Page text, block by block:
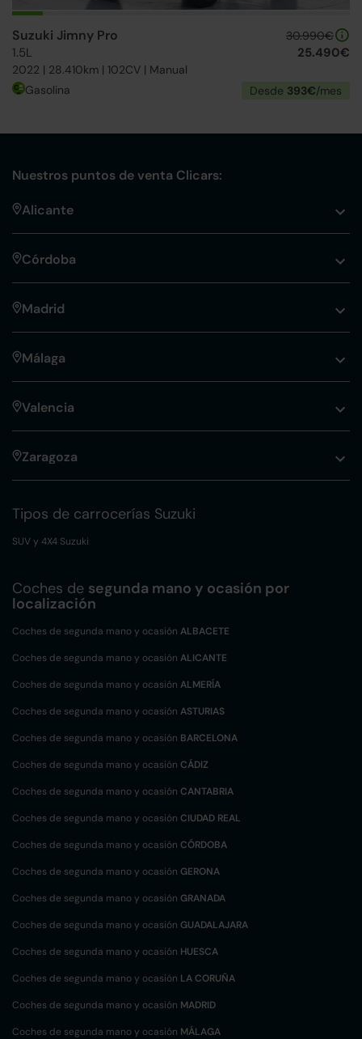
Suzuki Jimny Pro
1.5L
2022 | 28.410km | 102CV | Manual
30.990€
25.490€
Gasolina Desde 393€/mes
Nuestros puntos de venta Clicars:
Alicante
Córdoba
Madrid
Málaga
Valencia
Zaragoza
Tipos de carrocerías Suzuki
SUV y 4X4 Suzuki
Coches de segunda mano y ocasión por
localización
Coches de segunda mano y ocasión ALBACETE
Coches de segunda mano y ocasión ALICANTE
Coches de segunda mano y ocasión ALMERÍA
Coches de segunda mano y ocasión ASTURIAS
Coches de segunda mano y ocasión BARCELONA
Coches de segunda mano y ocasión CÁDIZ
Coches de segunda mano y ocasión CANTABRIA
Coches de segunda mano y ocasión CIUDAD REAL
Coches de segunda mano y ocasión CÓRDOBA
Coches de segunda mano y ocasión GERONA
Coches de segunda mano y ocasión GRANADA
Coches de segunda mano y ocasión GUADALAJARA
Coches de segunda mano y ocasión HUESCA
Coches de segunda mano y ocasión LA CORUÑA
Coches de segunda mano y ocasión MADRID
Coches de segunda mano y ocasión MÁLAGA